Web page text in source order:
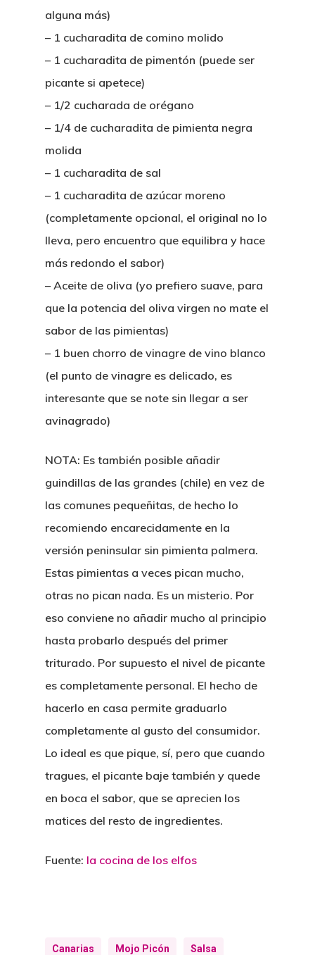
alguna más)
– 1 cucharadita de comino molido
– 1 cucharadita de pimentón (puede ser
picante si apetece)
– 1/2 cucharada de orégano
– 1/4 de cucharadita de pimienta negra
molida
– 1 cucharadita de sal
– 1 cucharadita de azúcar moreno
(completamente opcional, el original no lo
lleva, pero encuentro que equilibra y hace
más redondo el sabor)
– Aceite de oliva (yo prefiero suave, para
que la potencia del oliva virgen no mate el
sabor de las pimientas)
– 1 buen chorro de vinagre de vino blanco
(el punto de vinagre es delicado, es
interesante que se note sin llegar a ser
avinagrado)
NOTA: Es también posible añadir
guindillas de las grandes (chile) en vez de
las comunes pequeñitas, de hecho lo
recomiendo encarecidamente en la
versión peninsular sin pimienta palmera.
Estas pimientas a veces pican mucho,
otras no pican nada. Es un misterio. Por
eso conviene no añadir mucho al principio
hasta probarlo después del primer
triturado. Por supuesto el nivel de picante
es completamente personal. El hecho de
hacerlo en casa permite graduarlo
completamente al gusto del consumidor.
Lo ideal es que pique, sí, pero que cuando
tragues, el picante baje también y quede
en boca el sabor, que se aprecien los
matices del resto de ingredientes.
Fuente: la cocina de los elfos
Canarias Mojo Picón Salsa